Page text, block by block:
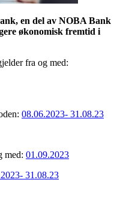
en del av NOBA Bank
økonomisk fremtid i
fra og med:
08.06.2023- 31.08.23
med: 01.09.2023
31.08.23